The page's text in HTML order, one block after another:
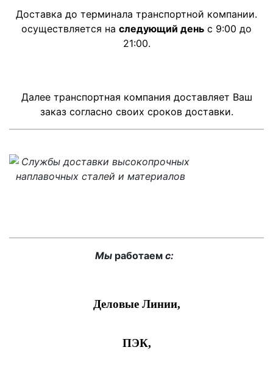
Доставка до терминала транспортной компании.
осуществляется на следующий день с 9:00 до
21:00.
Далее транспортная компания доставляет Ваш
заказ согласно своих сроков доставки.
Мы работаем с:
Деловые Линии,
ПЭК,